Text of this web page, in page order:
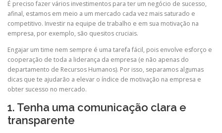
É preciso fazer vários investimentos para ter um negócio de sucesso,
afinal, estamos em meio a um mercado cada vez mais saturado e
competitivo. Investir na equipe de trabalho e em sua motivação na
empresa, por exemplo, são quesitos cruciais.
Engajar um time nem sempre é uma tarefa fácil, pois envolve esforço e
cooperação de toda a liderança da empresa (e não apenas do
departamento de Recursos Humanos). Por isso, separamos algumas
dicas que te ajudarão a elevar o índice de motivação na empresa e
obter sucesso no mercado.
1. Tenha uma comunicação clara e
transparente